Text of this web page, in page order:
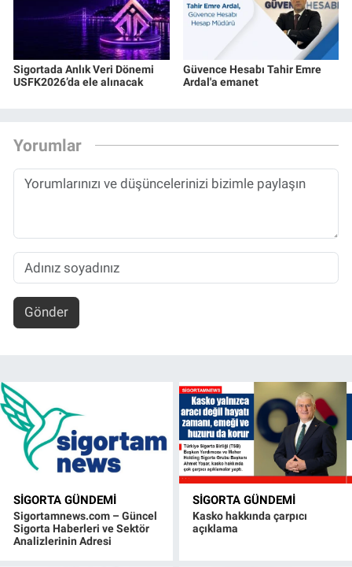
Sigortada Anlık Veri Dönemi
USFK2026’da ele alınacak
Güvence Hesabı Tahir Emre
Ardal'a emanet
Yorumlar
Gönder
SIGORTA GÜNDEMI
Sigortamnews.com – Güncel
Sigorta Haberleri ve Sektör
Analizlerinin Adresi
SIGORTA GÜNDEMI
Kasko hakkında çarpıcı
açıklama